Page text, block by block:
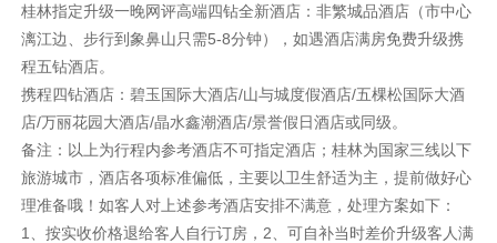
桂林指定升级一晚网评高端四钻全新酒店：非繁城品酒店（市中心
漓江边、步行到象鼻山只需5-8分钟），如遇酒店满房免费升级携
程五钻酒店。
携程四钻酒店：碧玉国际大酒店/山与城度假酒店/五棵松国际大酒
店/万丽花园大酒店/晶水鑫潮酒店/景誉假日酒店或同级。
备注：以上为行程内参考酒店不可指定酒店；桂林为国家三线以下
旅游城市，酒店各项标准偏低，主要以卫生舒适为主，提前做好心
理准备哦！如客人对上述参考酒店安排不满意，处理方案如下：
1、按实收价格退给客人自行订房，2、可自补当时差价升级客人满